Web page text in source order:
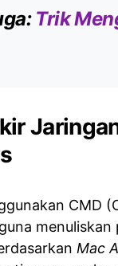
Trik
CMD
Mac